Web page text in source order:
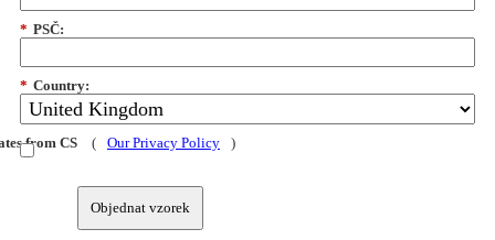
* PSČ:
* Country:
from CS ( Our Privacy Policy )
Objednat vzorek